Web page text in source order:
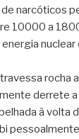
narcóticos
10000 a
rocha
derrete
à volta